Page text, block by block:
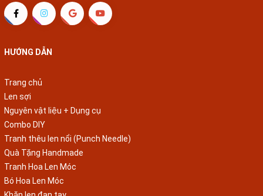
HƯỚNG DẪN
Trang chủ
Len sợi
Nguyên vật liệu + Dụng cụ
Combo DIY
Tranh thêu len nổi (Punch Needle)
Quà Tặng Handmade
Tranh Hoa Len Móc
Bó Hoa Len Móc